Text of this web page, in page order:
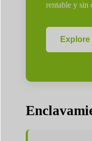
rentable y sin